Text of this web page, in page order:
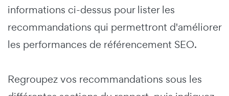
informations ci-dessus pour lister les
recommandations qui permettront d'améliorer
les performances de référencement SEO.
Regroupez vos recommandations sous les